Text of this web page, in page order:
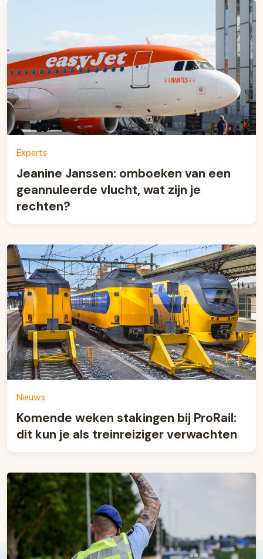
Experts
Jeanine Janssen: omboeken van een
geannuleerde vlucht, wat zijn je
rechten?
Nieuws
Komende weken stakingen bij ProRail:
dit kun je als treinreiziger verwachten